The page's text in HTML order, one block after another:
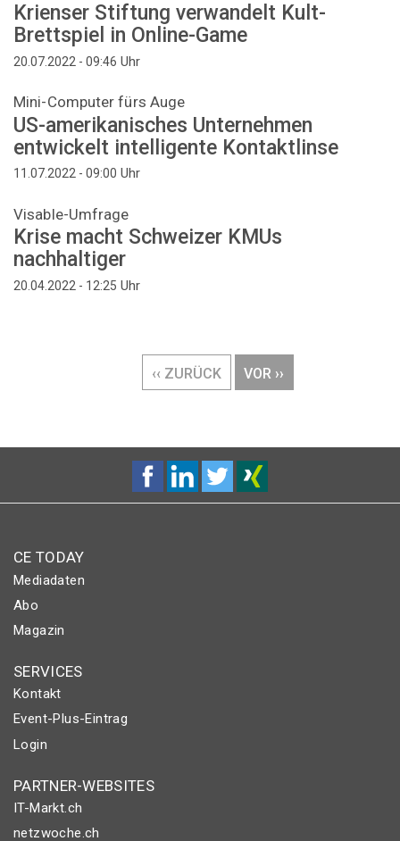
Krienser Stiftung verwandelt Kult-
Brettspiel in Online-Game
20.07.2022 - 09:46 Uhr
Mini-Computer fürs Auge
US-amerikanisches Unternehmen
entwickelt intelligente Kontaktlinse
11.07.2022 - 09:00 Uhr
Visable-Umfrage
Krise macht Schweizer KMUs
nachhaltiger
20.04.2022 - 12:25 Uhr
VORHERIGE
SEITE
‹‹ ZURÜCK
NÄCHSTE
SEITE
VOR ››
CE TODAY
Mediadaten
Abo
Magazin
SERVICES
Kontakt
Event-Plus-Eintrag
Login
PARTNER-WEBSITES
IT-Markt.ch
netzwoche.ch